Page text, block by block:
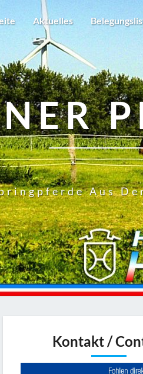
Aktuelles
Aus
Kontakt /